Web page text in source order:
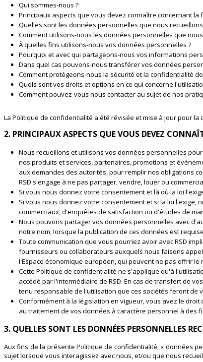
Qui sommes-nous ?
Principaux aspects que vous devez connaître concernant
Quelles sont les données personnelles que nous
Comment utilisons-nous les données personnelles que
À quelles fins utilisons-nous vos données personnelles ?
Pourquoi et avec qui partageons-nous vos informations
Dans quel cas pouvons-nous transférer vos données
Comment protégeons-nous la sécurité et la confidentialité
Quels sont vos droits et options en ce qui concerne
Comment pouvez-vous nous contacter au sujet de nos
La Politique de confidentialité a été révisée et mise à jour pour
2. PRINCIPAUX ASPECTS QUE VOUS DEVEZ
Nous recueillons et utilisons vos données personnelles
nos produits et services, partenaires, promotions et
aux demandes des autorités, pour remplir nos obligations
RSD s'engage à ne pas partager, vendre, louer ou
Si vous nous donnez votre consentement et là où la loi
Si vous nous donnez votre consentement et si la loi
commerciaux, d'enquêtes de satisfaction ou d'études de
Nous pouvons partager vos données personnelles avec
notre nom, lorsque la publication de ces données est
Toute communication que vous pourriez avoir avec RSD
fournisseurs ou collaborateurs auxquels nous faisons
l'Espace économique européen, qui peuvent ne pas offrir
Cette Politique de confidentialité ne s'applique qu'à
accédé par l'intermédiaire de RSD. En cas de transfert de
tenu responsable de l'utilisation que ces sociétés feront
Conformément à la législation en vigueur, vous avez le
au traitement de vos données à caractère personnel à des
3. QUELLES SONT LES DONNÉES PERSONNELLES
Aux fins de la présente Politique de confidentialité, « données
sujet lorsque vous interagissez avec nous, et/ou que nous